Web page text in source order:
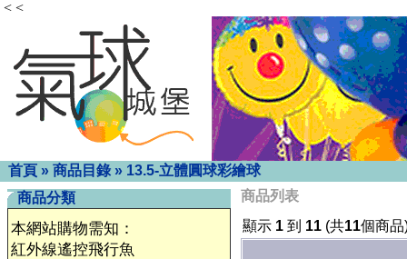
< <
首頁 » 商品目錄 » 13.5-立體圓球彩繪球
商品分類
本網站購物需知：
紅外線遙控飛行魚
商品列表
顯示 1 到 11 (共11個商品